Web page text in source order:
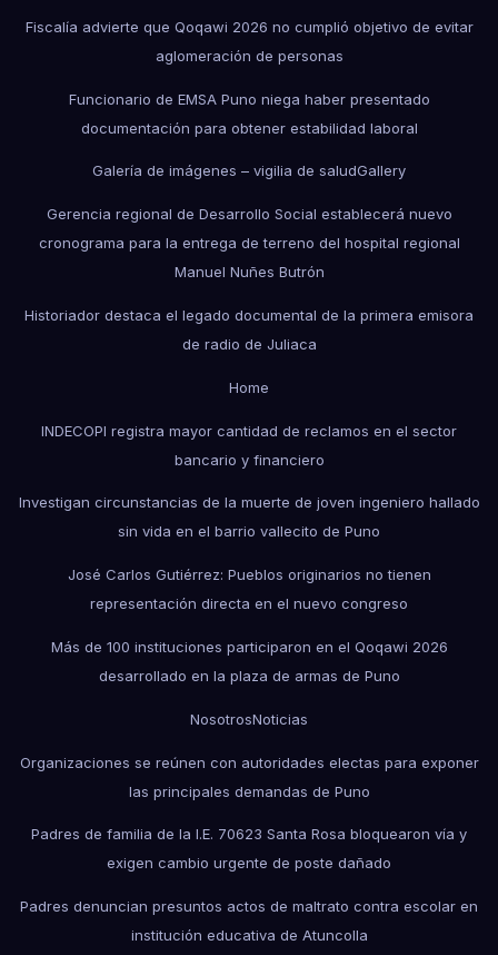
Fiscalía advierte que Qoqawi 2026 no cumplió objetivo de evitar
aglomeración de personas
Funcionario de EMSA Puno niega haber presentado
documentación para obtener estabilidad laboral
Galería de imágenes – vigilia de saludGallery
Gerencia regional de Desarrollo Social establecerá nuevo
cronograma para la entrega de terreno del hospital regional
Manuel Nuñes Butrón
Historiador destaca el legado documental de la primera emisora
de radio de Juliaca
Home
INDECOPI registra mayor cantidad de reclamos en el sector
bancario y financiero
Investigan circunstancias de la muerte de joven ingeniero hallado
sin vida en el barrio vallecito de Puno
José Carlos Gutiérrez: Pueblos originarios no tienen
representación directa en el nuevo congreso
Más de 100 instituciones participaron en el Qoqawi 2026
desarrollado en la plaza de armas de Puno
NosotrosNoticias
Organizaciones se reúnen con autoridades electas para exponer
las principales demandas de Puno
Padres de familia de la I.E. 70623 Santa Rosa bloquearon vía y
exigen cambio urgente de poste dañado
Padres denuncian presuntos actos de maltrato contra escolar en
institución educativa de Atuncolla